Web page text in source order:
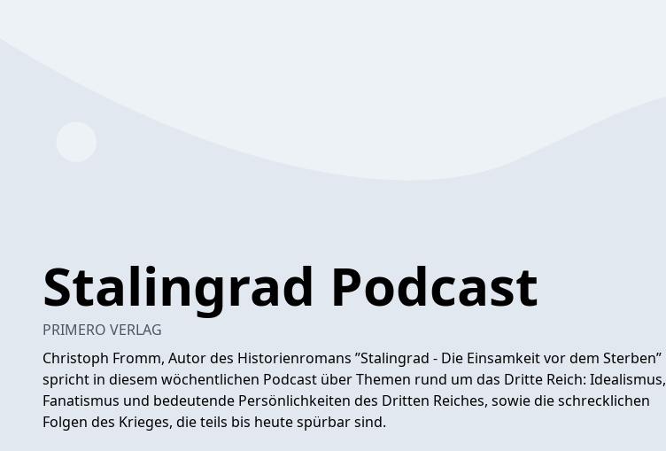
Stalingrad Podcast
PRIMERO VERLAG
Christoph Fromm, Autor des Historienromans ”Stalingrad - Die Einsamkeit vor dem Sterben”
spricht in diesem wöchentlichen Podcast über Themen rund um das Dritte Reich: Idealismus,
Fanatismus und bedeutende Persönlichkeiten des Dritten Reiches, sowie die schrecklichen
Folgen des Krieges, die teils bis heute spürbar sind.